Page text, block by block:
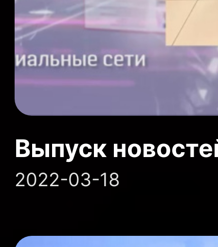
Выпуск
2022-03-18